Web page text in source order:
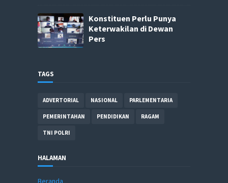
Konstituen Perlu Punya
Keterwakilan di Dewan
Pers
TAGS
ADVERTORIAL NASIONAL PARLEMENTARIA
PEMERINTAHAN PENDIDIKAN RAGAM
TNI POLRI
HALAMAN
Beranda